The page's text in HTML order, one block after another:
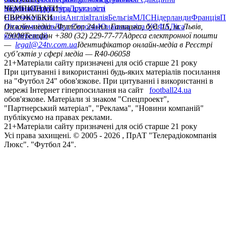
політикаСтруктура власності
УкраїнаПерша лігаДруга ліга
ЧЕМПІОНАТИ
НімеччинаІспаніяАнгліяІталіяБельгіяМЛСНідерландиФранція
ЄВРОКУБКИ
Ліга чемпіонівЛіга ЄвропиЮнацька ліга УЄФАЛіга
конференцій
Онлайн-медіа «Футбол 24»пл. Галицька, буд. 15, м. Львів,
79008Телефон +380 (32) 229-77-77Адреса електронної пошти
— legal@24tv.com.uaІдентифікатор онлайн-медіа в Реєстрі
суб’єктів у сфері медіа — R40-06058
21+Матеріали сайту призначені для осіб старше 21 року
При цитуванні і використанні будь-яких матеріалів посилання
на "Футбол 24" обов'язкове. При цитуванні і використанні в
мережі Інтернет гіперпосилання на сайт
football24.ua
обов'язкове. Матеріали зі знаком "Спецпроект",
"Партнерський матеріал", "Реклама", "Новини компаній"
публікуємо на правах реклами.
21+Матеріали сайту призначені для осіб старше 21 року
Усi права захищенi. © 2005 - 2026 , ПрАТ "Телерадіокомпанія
Люкс". "Футбол 24".